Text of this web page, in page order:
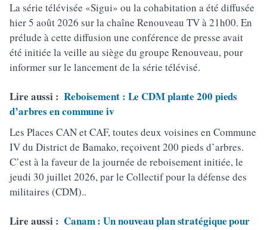
La série télévisée «Sigui» ou la cohabitation a été diffusée
hier 5 août 2026 sur la chaîne Renouveau TV à 21h00. En
prélude à cette diffusion une conférence de presse avait
été initiée la veille au siège du groupe Renouveau, pour
informer sur le lancement de la série télévisé.
Lire aussi : Reboisement : Le CDM plante 200 pieds
d’arbres en commune iv
Les Places CAN et CAF, toutes deux voisines en Commune
IV du District de Bamako, reçoivent 200 pieds d’arbres.
C’est à la faveur de la journée de reboisement initiée, le
jeudi 30 juillet 2026, par le Collectif pour la défense des
militaires (CDM)..
Lire aussi : Canam : Un nouveau plan stratégique pour